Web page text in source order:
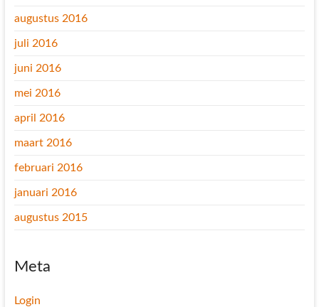
augustus 2016
juli 2016
juni 2016
mei 2016
april 2016
maart 2016
februari 2016
januari 2016
augustus 2015
Meta
Login